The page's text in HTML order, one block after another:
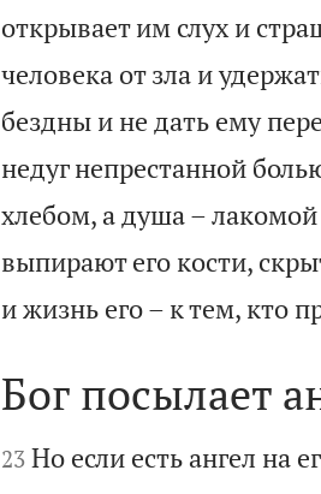
открывает им слух и
человека от зла и
бездны и не дать ему
недуг непрестанной
хлебом, а душа –
выпирают его кости,
и жизнь его – к тем, кто

Бог посылает

23 Но если есть ангел на